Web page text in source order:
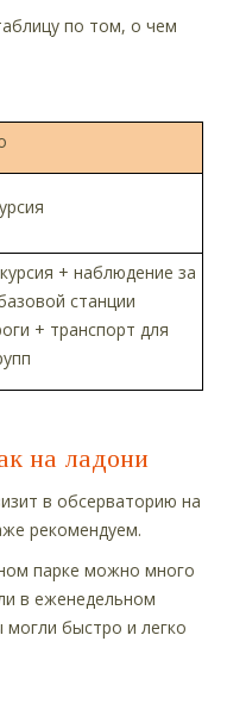
по том, о чем
+ наблюдение за
станции
+ транспорт для
на ладони
в обсерваторию на
рекомендуем.
парке можно много
в еженедельном
быстро и легко